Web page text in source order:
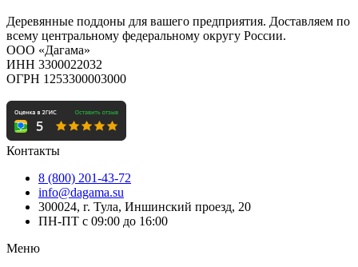
Деревянные поддоны для вашего предприятия. Доставляем по
всему центральному федеральному округу России.
ООО «Дагама»
ИНН 3300022032
ОГРН 1253300003000
Контакты
8 (800) 201-43-72
info@dagama.su
300024, г. Тула, Иншинский проезд, 20
ПН-ПТ с 09:00 до 16:00
Меню